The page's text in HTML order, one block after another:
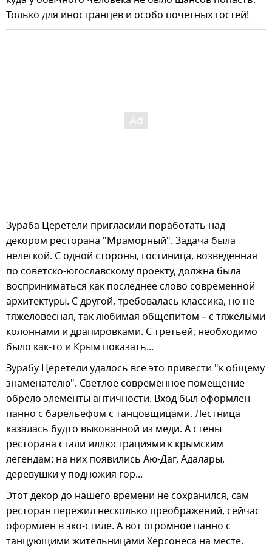
Только для иностранцев и особо почетных гостей!
Зураба Церетели пригласили поработать над
декором ресторана "Мраморный". Задача была
нелегкой. С одной стороны, гостиница, возведенная
по советско-югославскому проекту, должна была
восприниматься как последнее слово современной
архитектуры. С другой, требовалась классика, но не
тяжеловесная, так любимая общепитом – с тяжелыми
колоннами и драпировками. С третьей, необходимо
было как-то и Крым показать...
Зурабу Церетели удалось все это привести "к общему
знаменателю". Светлое современное помещение
обрело элементы античности. Вход был оформлен
панно с барельефом с танцовщицами. Лестница
казалась будто выкованной из меди. А стены
ресторана стали иллюстрациями к крымским
легендам: на них появились Аю-Даг, Адалары,
деревушки у подножия гор...
Этот декор до нашего времени не сохранился, сам
ресторан пережил несколько преображений, сейчас
оформлен в эко-стиле. А вот огромное панно с
танцующими жительницами Херсонеса на месте.